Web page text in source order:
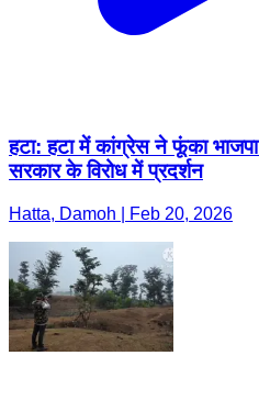
हटा: हटा में कांग्रेस ने फूंका
सरकार के विरोध में प्रदर्शन
Hatta, Damoh | Feb 20, 2026